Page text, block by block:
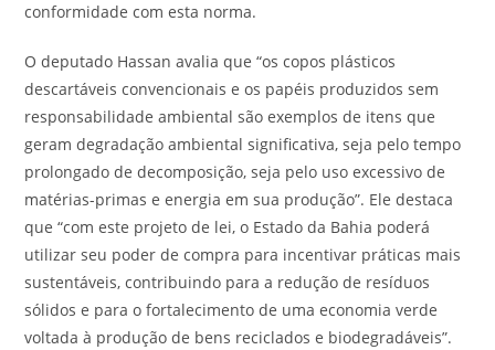
conformidade com esta norma.
O deputado Hassan avalia que “os copos plásticos
descartáveis convencionais e os papéis produzidos sem
responsabilidade ambiental são exemplos de itens que
geram degradação ambiental significativa, seja pelo tempo
prolongado de decomposição, seja pelo uso excessivo de
matérias-primas e energia em sua produção”. Ele destaca
que “com este projeto de lei, o Estado da Bahia poderá
utilizar seu poder de compra para incentivar práticas mais
sustentáveis, contribuindo para a redução de resíduos
sólidos e para o fortalecimento de uma economia verde
voltada à produção de bens reciclados e biodegradáveis”.